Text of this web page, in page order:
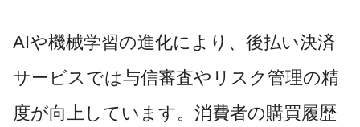
AIや機械学習の進化により、後払い決済
サービスでは与信審査やリスク管理の精
度が向上しています。消費者の購買履歴